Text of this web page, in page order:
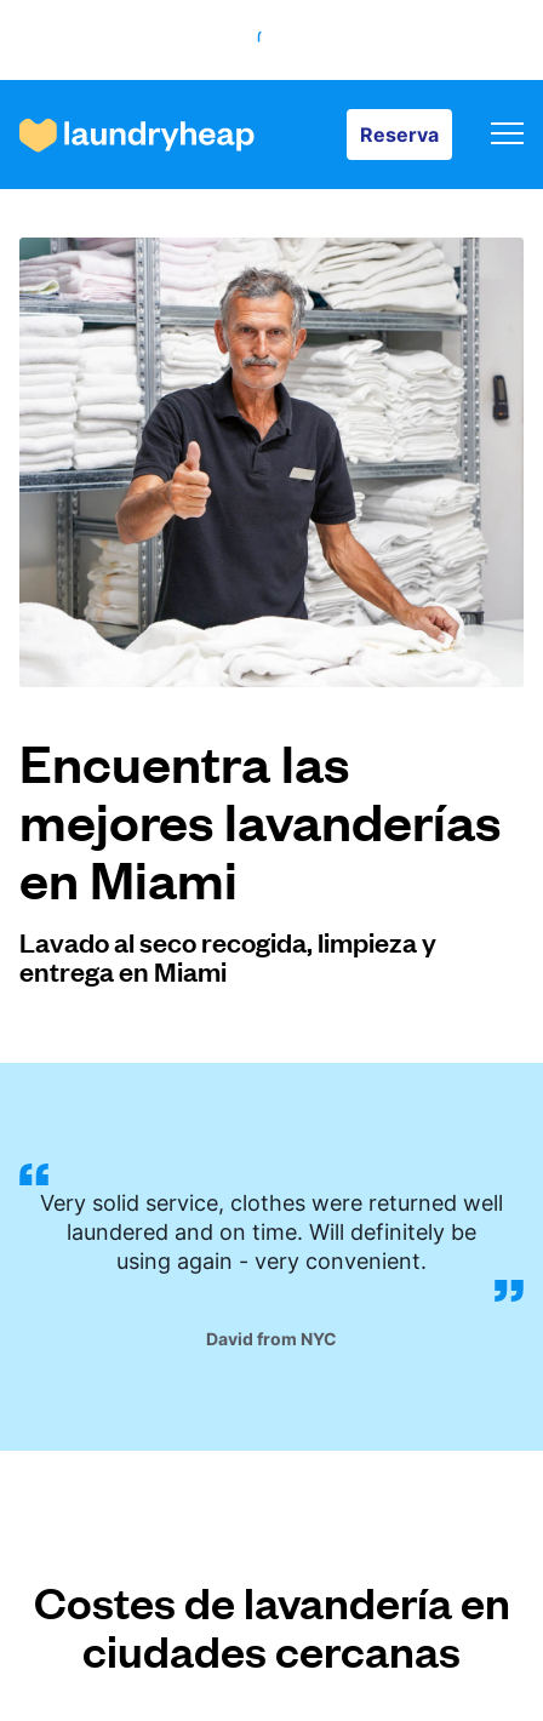
Reserva
Cómo funciona
Precios y servicios
Quiénes somos
Para las empresas
Iniciar sesión
Descarga nuestra app
Síguenos en
United States ES
Encuentra las
mejores lavanderías
en Miami
Lavado al seco recogida, limpieza y
entrega en Miami
Very solid service, clothes were returned well
laundered and on time. Will definitely be
using again - very convenient.
David from NYC
Costes de lavandería en
ciudades cercanas